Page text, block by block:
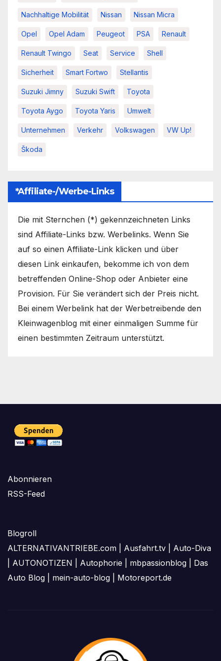
Nachhaltige Mobilität Nissan Nissan Micra
Opel Opel Adam Peugeot PSA Renault
Renault Twingo Seat Service Shell
Sicherheit Smart Fortwo Stellantis
Suzuki Jimny Suzuki Swift Toyota
Toyota Aygo Toyota Yaris Umwelt
Unternehmen Verkehr Volkswagen VW Up!
Škoda
*Affiliate-/Werbe-Links
Die mit Sternchen (*) gekennzeichneten Links
sind Affiliate-Links bzw. Werbelinks. Wenn Sie
auf so einen Affiliate-Link klicken und über
diesen Link einkaufen, bekomme ich von dem
betreffenden Online-Shop oder Anbieter eine
Provision. Für Sie verändert sich der Preis nicht.
Bei einem Werbelink hat der Werbetreibende den
Kleinwagenblog mit einer einmaligen Summe für
einen bestimmten Zeitraum unterstützt.
Abonnieren
RSS-Feed
Blogroll
ALTERNATIVANTRIEBE.com
Ausfahrt.tv
Auto-Diva
AUTONOTIZEN Autophorie mbpassionblog
Das
Auto Blog
mein-auto-blog Motoreport.de